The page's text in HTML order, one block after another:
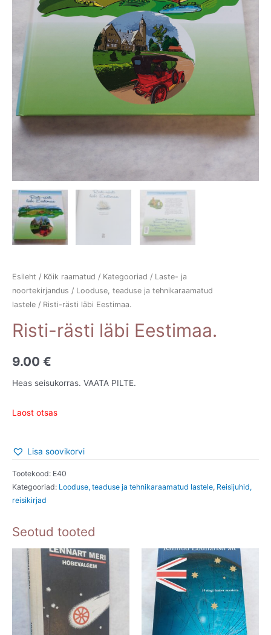
Esileht / Kõik raamatud / Kategooriad / Laste- ja
noortekirjandus / Looduse, teaduse ja tehnikaraamatud
lastele / Risti-rästi läbi Eestimaa.
Risti-rästi läbi Eestimaa.
9.00 €
Heas seisukorras. VAATA PILTE.
Laost otsas
Lisa soovikorvi
Tootekood: E40
Kategooriad: Looduse, teaduse ja tehnikaraamatud lastele, Reisijuhid,
reisikirjad
Seotud tooted